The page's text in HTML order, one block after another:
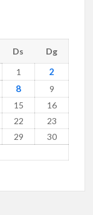
Ds
Dg
1
2
8
9
15
16
22
23
29
30